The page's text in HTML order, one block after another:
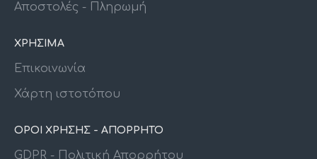
Αποστολές - Πληρωμή
ΧΡΗΣΙΜΑ
Επικοινωνία
Χάρτη ιστοτόπου
ΟΡΟΙ ΧΡΗΣΗΣ - ΑΠΟΡΡΗΤΟ
GDPR - Πολιτική Απορρήτου